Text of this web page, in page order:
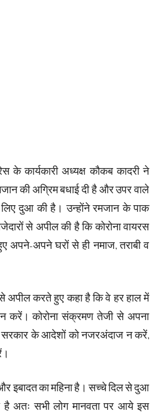
के कार्यकारी अध्यक्ष कौकब कादरी ने
की अग्रिम बधाई दी है और उपर वाले
लिए दुआ की है। उन्होंने रमजान के पाक
से अपील की है कि कोरोना वायरस
अपने-अपने घरों से ही नमाज, तराबी व
अपील करते हुए कहा है कि वे हर हाल में
करें। कोरोना संक्रमण तेजी से अपना
सरकार के आदेशों को नजरअंदाज न करें,
इबादत का महिना है। सच्चे दिल से दुआ
है अतः सभी लोग मानवता पर आये इस